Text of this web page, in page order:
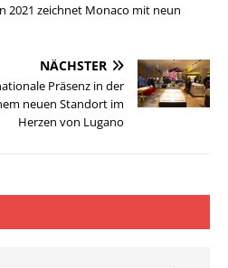
2021 zeichnet Monaco mit neun
NÄCHSTER
Präsenz in der
neuen Standort im
Herzen von Lugano